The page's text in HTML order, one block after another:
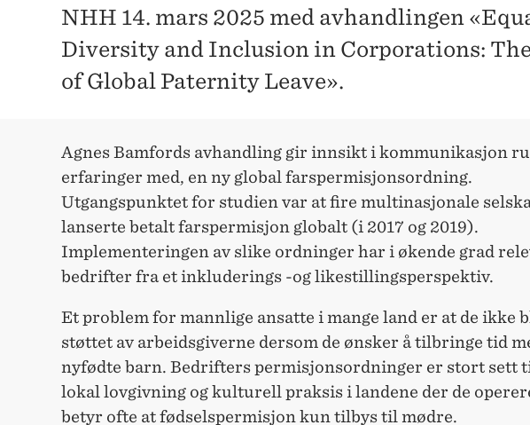
NHH 14. mars 2025 med avhandlingen
Diversity and Inclusion in Corporations:
of Global Paternity Leave».
Agnes Bamfords avhandling gir innsikt i kommunikasjon
erfaringer med, en ny global farspermisjonsordning.
Utgangspunktet for studien var at fire multinasjonale
lanserte betalt farspermisjon globalt (i 2017 og 2019).
Implementeringen av slike ordninger har i økende grad
bedrifter fra et inkluderings -og likestillingsperspektiv.
Et problem for mannlige ansatte i mange land er at de ikke
støttet av arbeidsgiverne dersom de ønsker å tilbringe tid
nyfødte barn. Bedrifters permisjonsordninger er stort sett
lokal lovgivning og kulturell praksis i landene der de
betyr ofte at fødselspermisjon kun tilbys til mødre.